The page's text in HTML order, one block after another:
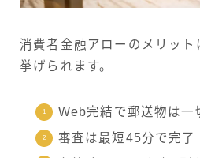
消費者金融アローのメリット
挙げられます。
Web完結で郵送物は一
審査は最短45分で完了